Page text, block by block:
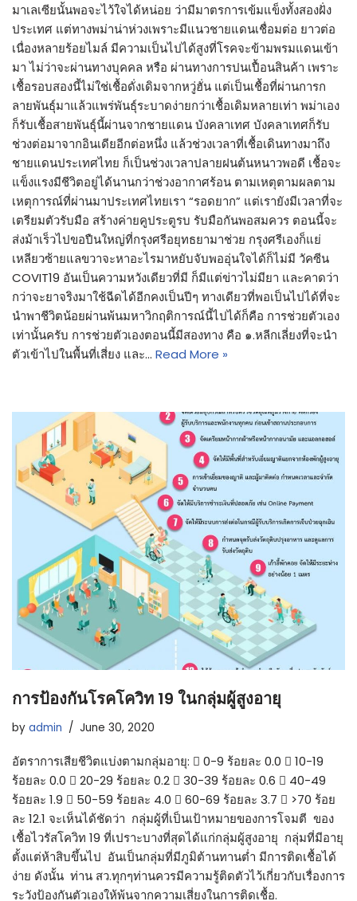
มาเลเซียนั้นพอจะไว้ใจได้หน่อย ว่ามีมาตรการเข้มแข็งทั้งสองฝั่ง
ประเทศ แต่ทางพม่าน่าห่วงเพราะมีแนวชายแดนเชื่อมต่อ ยาวต่อ
เนื่องหลายร้อยไมล์ มีความเป็นไปได้สูงที่โรคจะข้ามพรมแดนเข้า
มา ไม่ว่าจะผ่านทางบุคคล หรือ ผ่านทางการปนเปื้อนสินค้า เพราะ
เชื้อรอบสองนี้ไม่ใช่เชื้อดั่งเดิมจากหวู่ฮั่น แต่เป็นเชื้อที่ผ่านการก
ลายพันธุ์มาแล้วแพร่พันธุ์ระบาดง่ายกว่าเชื้อเดิมหลายเท่า พม่าเอง
ก็รับเชื้อสายพันธุ์นี้ผ่านจากชายแดน บังคลาเทศ บังคลาเทศก็รับ
ช่วงต่อมาจากอินเดียอีกต่อหนึ่ง แล้วช่วงเวลาที่เชื้อเดินทางมาถึง
ชายแดนประเทศไทย ก็เป็นช่วงเวลาปลายฝนต้นหนาวพอดี เชื้อจะ
แข็งแรงมีชีวิตอยู่ได้นานกว่าช่วงอากาศร้อน ตามเหตุตามผลตาม
เหตุการณ์ที่ผ่านมาประเทศไทยเรา “รอดยาก” แต่เรายังมีเวลาที่จะ
เตรียมตัวรับมือ สร้างค่ายคูประตูรบ รับมือกันพอสมควร ตอนนี้จะ
ส่งม้าเร็วไปขอปืนใหญ่ที่กรุงศรีอยุทธยามาช่วย กรุงศรีเองก็แย่
เหลียวซ้ายแลขวาจะหาอะไรมาหยับจับพออุ่นใจได้ก็ไม่มี วัคซีน
COVIT19 อันเป็นความหวังเดียวที่มี ก็มีแต่ข่าวไม่มียา และคาดว่า
กว่าจะยาจริงมาใช้ฉีดได้อีกคงเป็นปีๆ ทางเดียวที่พอเป็นไปได้ที่จะ
นำพาชีวิตน้อยผ่านพ้นมหาวิกฤติการณ์นี้ไปได้ก็คือ การช่วยตัวเอง
เท่านั้นครับ การช่วยตัวเองตอนนี้มีสองทาง คือ ๑.หลีกเลี่ยงที่จะนำ
ตัวเข้าไปในพื้นที่เสี่ยง และ… Read More »
การป้องกันโรคโควิท 19 ในกลุ่มผู้สูงอายุ
by admin June 30, 2020
อัตราการเสียชีวิตแบ่งตามกลุ่มอายุ:  0-9 ร้อยละ 0.0  10-19
ร้อยละ 0.0  20-29 ร้อยละ 0.2  30-39 ร้อยละ 0.6  40-49
ร้อยละ 1.9  50-59 ร้อยละ 4.0  60-69 ร้อยละ 3.7  >70 ร้อย
ละ 12.1 จะเห็นได้ชัดว่า กลุ่มผู้ที่เป็นเป้าหมายของการโจมตี ของ
เชื้อไวรัสโควิท 19 ที่เปราะบางที่สุดได้แก่กลุ่มผู้สูงอายุ กลุ่มที่มีอายุ
ตั้งแต่ห้าสิบขึ้นไป อันเป็นกลุ่มที่มีภูมิต้านทานต่ำ มีการติดเชื้อได้
ง่าย ดังนั้น ท่าน สว.ทุกๆท่านควรมีความรู้ติดตัวไว้เกี่ยวกับเรื่องการ
ระวังป้องกันตัวเองให้พ้นจากความเสี่ยงในการติดเชื้อ.